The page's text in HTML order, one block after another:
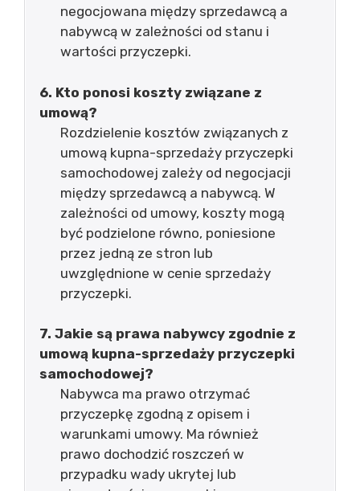
negocjowana między sprzedawcą a
nabywcą w zależności od stanu i
wartości przyczepki.
6. Kto ponosi koszty związane z
umową?
Rozdzielenie kosztów związanych z
umową kupna-sprzedaży przyczepki
samochodowej zależy od negocjacji
między sprzedawcą a nabywcą. W
zależności od umowy, koszty mogą
być podzielone równo, poniesione
przez jedną ze stron lub
uwzględnione w cenie sprzedaży
przyczepki.
7. Jakie są prawa nabywcy zgodnie z
umową kupna-sprzedaży przyczepki
samochodowej?
Nabywca ma prawo otrzymać
przyczepkę zgodną z opisem i
warunkami umowy. Ma również
prawo dochodzić roszczeń w
przypadku wady ukrytej lub